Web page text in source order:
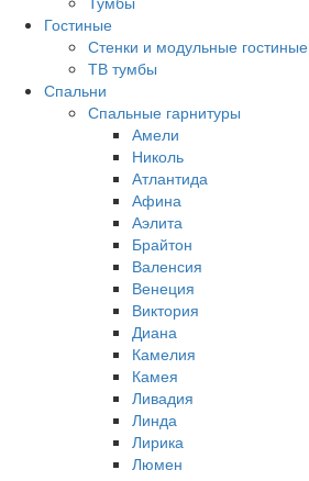
Гостиные
Стенки и модульные гостиные
ТВ тумбы
Спальни
Спальные гарнитуры
Амели
Николь
Атлантида
Афина
Аэлита
Брайтон
Валенсия
Венеция
Виктория
Диана
Камелия
Камея
Ливадия
Линда
Лирика
Люмен